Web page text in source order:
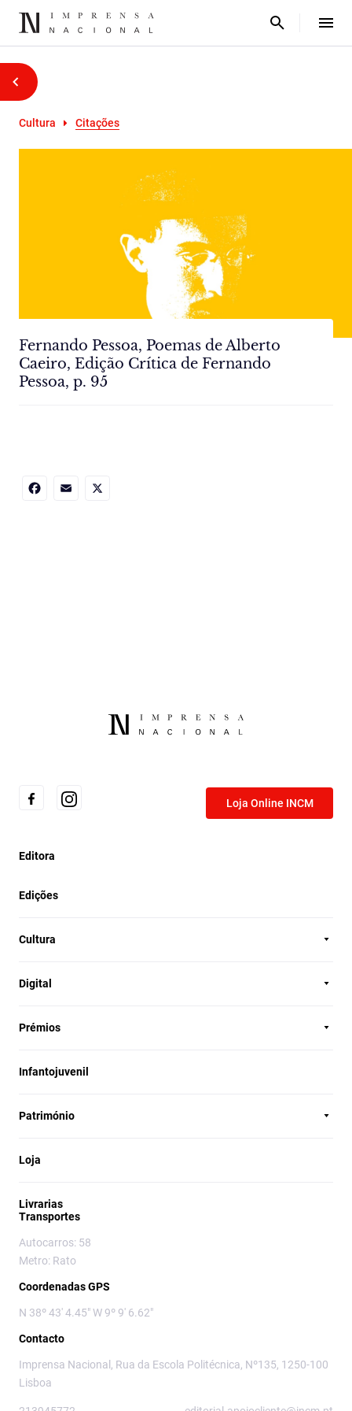
Cultura Citações
Fernando Pessoa, Poemas de Alberto
Caeiro, Edição Crítica de Fernando
Pessoa, p. 95
Loja Online INCM
Editora
Edições
Cultura
Digital
Prémios
Infantojuvenil
Património
Loja
Livrarias
Transportes
Autocarros: 58
Metro: Rato
Coordenadas GPS
N 38º 43' 4.45" W 9º 9' 6.62"
Contacto
Imprensa Nacional, Rua da Escola Politécnica, Nº135, 1250-100
Lisboa